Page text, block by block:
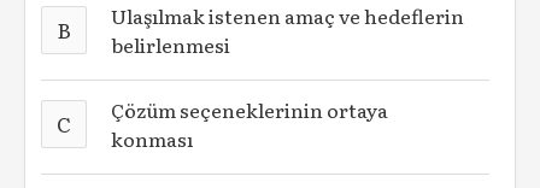
B
Ulaşılmak istenen amaç ve hedeflerin
belirlenmesi
C
Çözüm seçeneklerinin ortaya
konması